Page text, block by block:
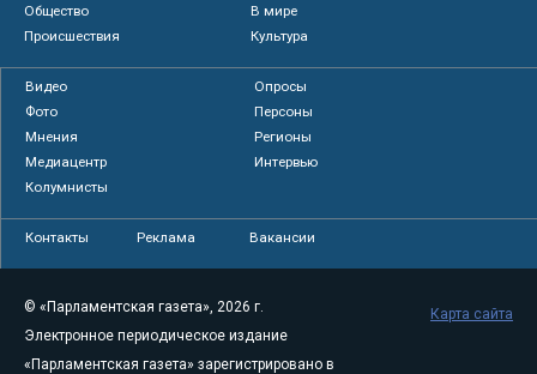
Общество
В мире
Происшествия
Культура
Видео
Опросы
Фото
Персоны
Мнения
Регионы
Медиацентр
Интервью
Колумнисты
Контакты Реклама Вакансии
© «Парламентская газета», 2026 г.
Электронное периодическое издание
«Парламентская газета» зарегистрировано в
Карта сайта